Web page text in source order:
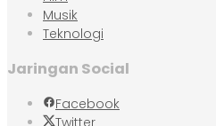
Musik
Teknologi
Jaringan Social
Facebook
Twitter